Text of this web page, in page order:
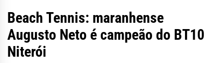
Beach Tennis: maranhense
Augusto Neto é campeão do BT10
Niterói